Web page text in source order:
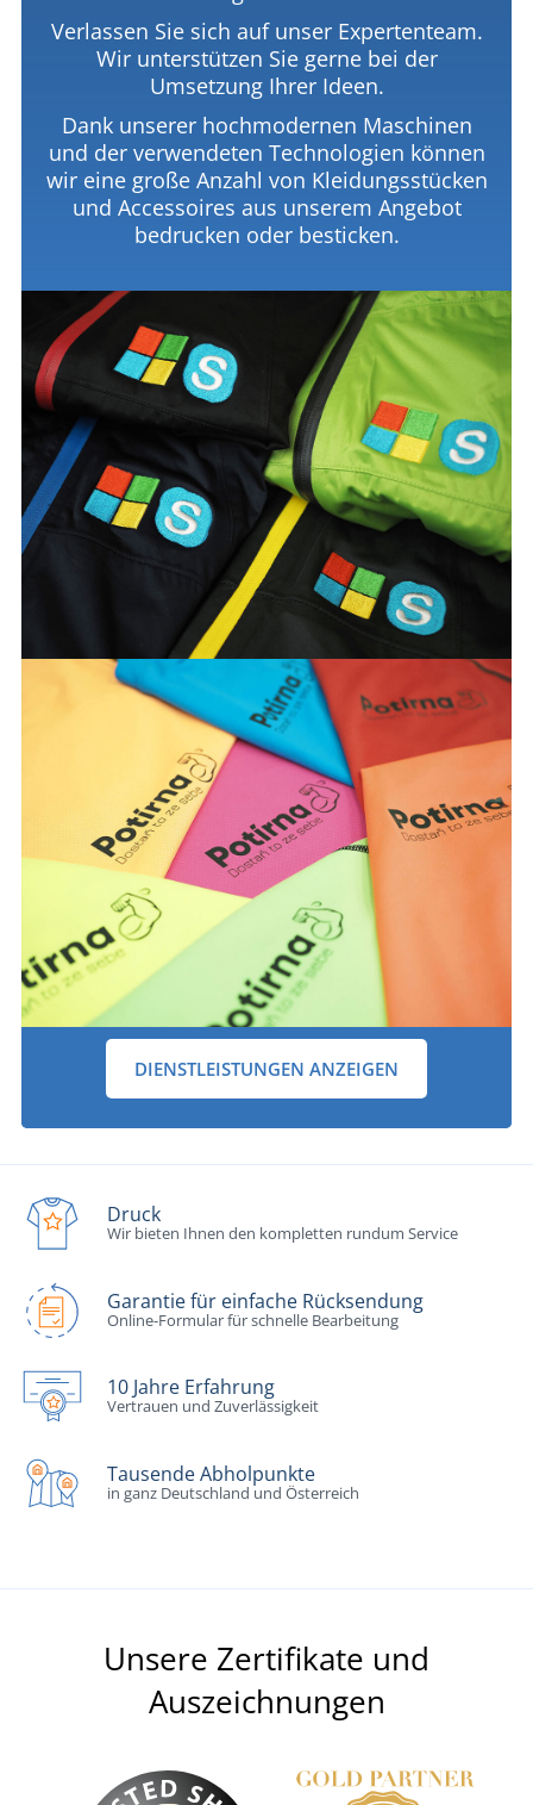
Verlassen Sie sich auf unser Expertenteam.
Wir unterstützen Sie gerne bei der
Umsetzung Ihrer Ideen.
Dank unserer hochmodernen Maschinen
und der verwendeten Technologien können
wir eine große Anzahl von Kleidungsstücken
und Accessoires aus unserem Angebot
bedrucken oder besticken.
DIENSTLEISTUNGEN ANZEIGEN
Druck
Wir bieten Ihnen den kompletten rundum Service
Garantie für einfache Rücksendung
Online-Formular für schnelle Bearbeitung
10 Jahre Erfahrung
Vertrauen und Zuverlässigkeit
Tausende Abholpunkte
in ganz Deutschland und Österreich
Unsere Zertifikate und
Auszeichnungen